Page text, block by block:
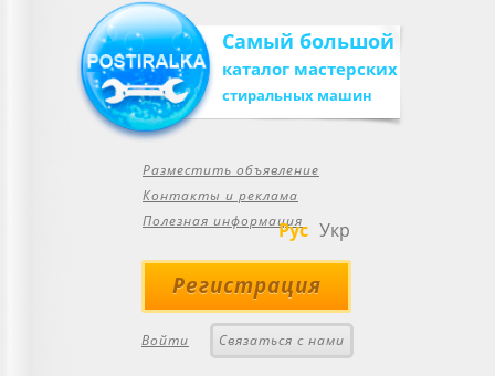
Самый большой
каталог мастерских
стиральных машин
Разместить объявление
Контакты и реклама
Полезная информация
Рус Укр
Регистрация
Войти Связаться с нами